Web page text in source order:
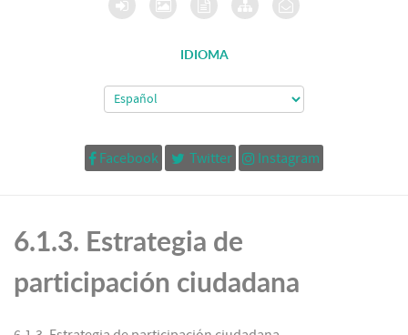
IDIOMA
Facebook Twitter Instagram
6.1.3. Estrategia de
participación ciudadana